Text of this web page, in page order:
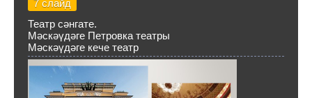
7 слайд
Театр сәнгате.
Мәскәүдәге Петровка театры
Мәскәүдәге кече театр